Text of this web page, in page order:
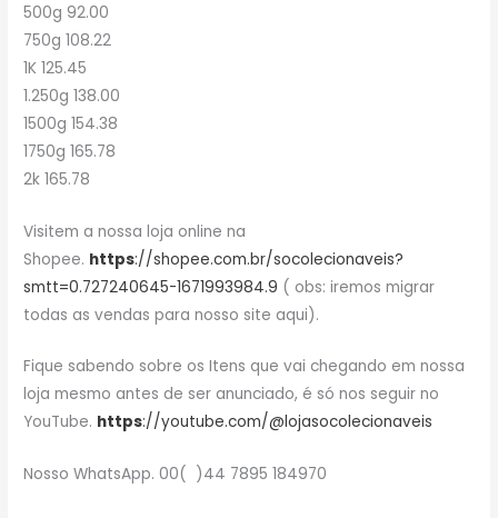
500g 92.00
750g 108.22
1K 125.45
1.250g 138.00
1500g 154.38
1750g 165.78
2k 165.78
Visitem a nossa loja online na
Shopee. https://shopee.com.br/socolecionaveis?
smtt=0.727240645-1671993984.9 ( obs: iremos migrar
todas as vendas para nosso site aqui).
Fique sabendo sobre os Itens que vai chegando em nossa
loja mesmo antes de ser anunciado, é só nos seguir no
YouTube. https://youtube.com/@lojasocolecionaveis
Nosso WhatsApp. 00( )44 7895 184970